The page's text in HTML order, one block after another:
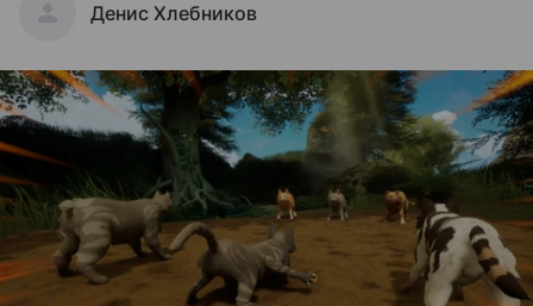
Денис Хлебников